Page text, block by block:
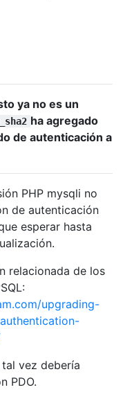
ya no es un
ha agregado
de autenticación a
PHP mysqli no
de autenticación
esperar hasta
relacionada de los
upgrading-
vez debería
PDO.